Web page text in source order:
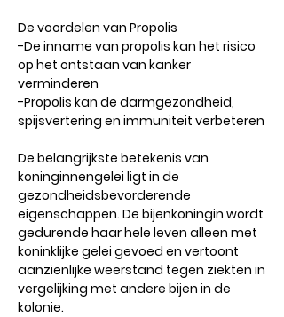
De voordelen van Propolis
-De inname van propolis kan het risico
op het ontstaan ​​van kanker
verminderen
-Propolis kan de darmgezondheid,
spijsvertering en immuniteit verbeteren
De belangrijkste betekenis van
koninginnengelei ligt in de
gezondheidsbevorderende
eigenschappen. De bijenkoningin wordt
gedurende haar hele leven alleen met
koninklijke gelei gevoed en vertoont
aanzienlijke weerstand tegen ziekten in
vergelijking met andere bijen in de
kolonie.